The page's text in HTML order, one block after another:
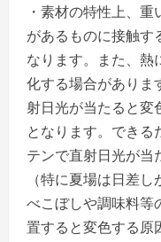
・素材の特性上、
があるものに接触す
なります。また、熱
化する場合がありま
射日光が当たると変
となります。できる
テンで直射日光が当
（特に夏場は日差
べこぼしや調味料等
置すると変色する原